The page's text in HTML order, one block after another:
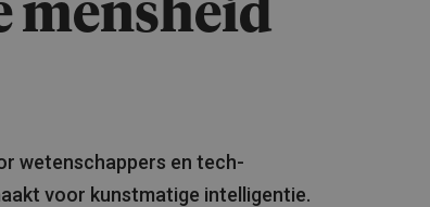
mensheid
wetenschappers en tech-
voor kunstmatige intelligentie.